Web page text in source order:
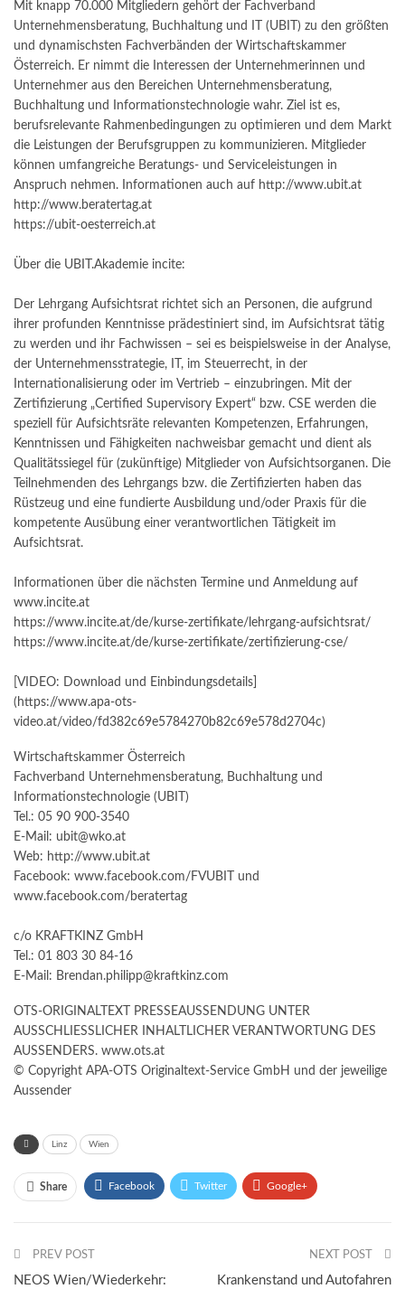
Mit knapp 70.000 Mitgliedern gehört der Fachverband
Unternehmensberatung, Buchhaltung und IT (UBIT) zu den größten
und dynamischsten Fachverbänden der Wirtschaftskammer
Österreich. Er nimmt die Interessen der Unternehmerinnen und
Unternehmer aus den Bereichen Unternehmensberatung,
Buchhaltung und Informationstechnologie wahr. Ziel ist es,
berufsrelevante Rahmenbedingungen zu optimieren und dem Markt
die Leistungen der Berufsgruppen zu kommunizieren. Mitglieder
können umfangreiche Beratungs- und Serviceleistungen in
Anspruch nehmen. Informationen auch auf http://www.ubit.at
http://www.beratertag.at
https://ubit-oesterreich.at
Über die UBIT.Akademie incite:
Der Lehrgang Aufsichtsrat richtet sich an Personen, die aufgrund
ihrer profunden Kenntnisse prädestiniert sind, im Aufsichtsrat tätig
zu werden und ihr Fachwissen – sei es beispielsweise in der Analyse,
der Unternehmensstrategie, IT, im Steuerrecht, in der
Internationalisierung oder im Vertrieb – einzubringen. Mit der
Zertifizierung „Certified Supervisory Expert“ bzw. CSE werden die
speziell für Aufsichtsräte relevanten Kompetenzen, Erfahrungen,
Kenntnissen und Fähigkeiten nachweisbar gemacht und dient als
Qualitätssiegel für (zukünftige) Mitglieder von Aufsichtsorganen. Die
Teilnehmenden des Lehrgangs bzw. die Zertifizierten haben das
Rüstzeug und eine fundierte Ausbildung und/oder Praxis für die
kompetente Ausübung einer verantwortlichen Tätigkeit im
Aufsichtsrat.
Informationen über die nächsten Termine und Anmeldung auf
www.incite.at
https://www.incite.at/de/kurse-zertifikate/lehrgang-aufsichtsrat/
https://www.incite.at/de/kurse-zertifikate/zertifizierung-cse/
[VIDEO: Download und Einbindungsdetails]
(https://www.apa-ots-
video.at/video/fd382c69e5784270b82c69e578d2704c)
Wirtschaftskammer Österreich
Fachverband Unternehmensberatung, Buchhaltung und
Informationstechnologie (UBIT)
Tel.: 05 90 900-3540
E-Mail: ubit@wko.at
Web: http://www.ubit.at
Facebook: www.facebook.com/FVUBIT und
www.facebook.com/beratertag
c/o KRAFTKINZ GmbH
Tel.: 01 803 30 84-16
E-Mail: Brendan.philipp@kraftkinz.com
OTS-ORIGINALTEXT PRESSEAUSSENDUNG UNTER
AUSSCHLIESSLICHER INHALTLICHER VERANTWORTUNG DES
AUSSENDERS. www.ots.at
© Copyright APA-OTS Originaltext-Service GmbH und der jeweilige
Aussender
Linz Wien
Share Facebook Twitter Google+
Email
PREV POST
NEOS Wien/Wiederkehr:
NEXT POST
Krankenstand und Autofahren